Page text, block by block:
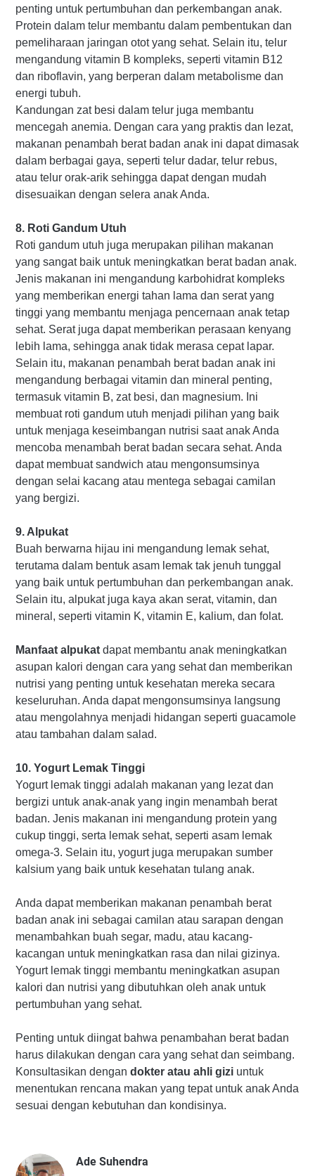
penting untuk pertumbuhan dan perkembangan anak.
Protein dalam telur membantu dalam pembentukan dan
pemeliharaan jaringan otot yang sehat. Selain itu, telur
mengandung vitamin B kompleks, seperti vitamin B12
dan riboflavin, yang berperan dalam metabolisme dan
energi tubuh.
Kandungan zat besi dalam telur juga membantu
mencegah anemia. Dengan cara yang praktis dan lezat,
makanan penambah berat badan anak ini dapat dimasak
dalam berbagai gaya, seperti telur dadar, telur rebus,
atau telur orak-arik sehingga dapat dengan mudah
disesuaikan dengan selera anak Anda.
8. Roti Gandum Utuh
Roti gandum utuh juga merupakan pilihan makanan
yang sangat baik untuk meningkatkan berat badan anak.
Jenis makanan ini mengandung karbohidrat kompleks
yang memberikan energi tahan lama dan serat yang
tinggi yang membantu menjaga pencernaan anak tetap
sehat. Serat juga dapat memberikan perasaan kenyang
lebih lama, sehingga anak tidak merasa cepat lapar.
Selain itu, makanan penambah berat badan anak ini
mengandung berbagai vitamin dan mineral penting,
termasuk vitamin B, zat besi, dan magnesium. Ini
membuat roti gandum utuh menjadi pilihan yang baik
untuk menjaga keseimbangan nutrisi saat anak Anda
mencoba menambah berat badan secara sehat. Anda
dapat membuat sandwich atau mengonsumsinya
dengan selai kacang atau mentega sebagai camilan
yang bergizi.
9. Alpukat
Buah berwarna hijau ini mengandung lemak sehat,
terutama dalam bentuk asam lemak tak jenuh tunggal
yang baik untuk pertumbuhan dan perkembangan anak.
Selain itu, alpukat juga kaya akan serat, vitamin, dan
mineral, seperti vitamin K, vitamin E, kalium, dan folat.
Manfaat alpukat dapat membantu anak meningkatkan
asupan kalori dengan cara yang sehat dan memberikan
nutrisi yang penting untuk kesehatan mereka secara
keseluruhan. Anda dapat mengonsumsinya langsung
atau mengolahnya menjadi hidangan seperti guacamole
atau tambahan dalam salad.
10. Yogurt Lemak Tinggi
Yogurt lemak tinggi adalah makanan yang lezat dan
bergizi untuk anak-anak yang ingin menambah berat
badan. Jenis makanan ini mengandung protein yang
cukup tinggi, serta lemak sehat, seperti asam lemak
omega-3. Selain itu, yogurt juga merupakan sumber
kalsium yang baik untuk kesehatan tulang anak.
Anda dapat memberikan makanan penambah berat
badan anak ini sebagai camilan atau sarapan dengan
menambahkan buah segar, madu, atau kacang-
kacangan untuk meningkatkan rasa dan nilai gizinya.
Yogurt lemak tinggi membantu meningkatkan asupan
kalori dan nutrisi yang dibutuhkan oleh anak untuk
pertumbuhan yang sehat.
Penting untuk diingat bahwa penambahan berat badan
harus dilakukan dengan cara yang sehat dan seimbang.
Konsultasikan dengan dokter atau ahli gizi untuk
menentukan rencana makan yang tepat untuk anak Anda
sesuai dengan kebutuhan dan kondisinya.
Ade Suhendra